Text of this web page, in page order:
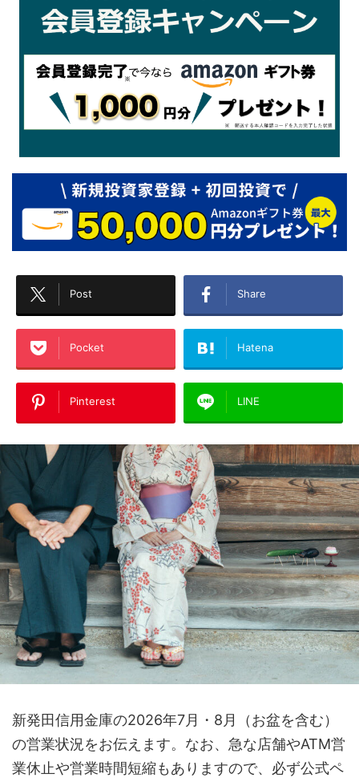
Post Share
Pocket Hatena
Pinterest LINE
新発田信用金庫の2026年7月・8月（お盆を含む）
の営業状況をお伝えます。なお、急な店舗やATM営
業休止や営業時間短縮もありますので、必ず公式ペ